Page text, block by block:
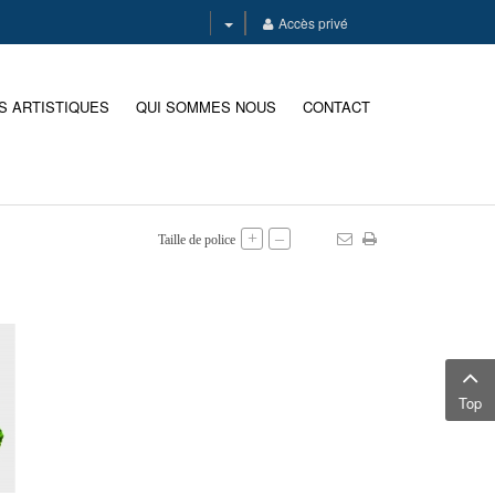
Accès privé
ARTISTIQUES QUI SOMMES NOUS CONTACT
Taille de police + –
Top